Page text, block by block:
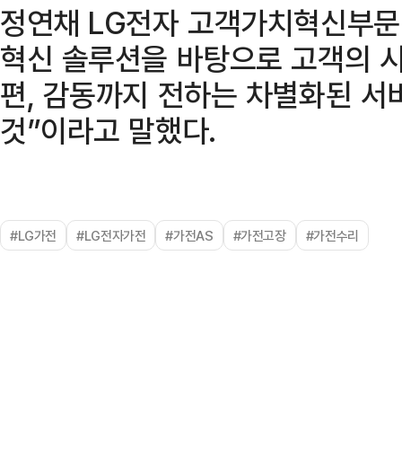
정연채 LG전자 고객가치혁신부
혁신 솔루션을 바탕으로 고객의
편, 감동까지 전하는 차별화된
것”이라고 말했다.
#LG가전 #LG전자가전 #가전AS #가전고장 #가전수리